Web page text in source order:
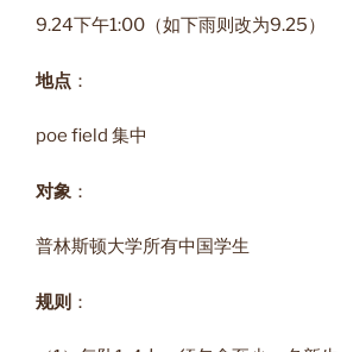
9.24下午1:00（如下雨则改为9.25）
地点 ：
poe field 集中
对象 ：
普林斯顿大学所有中国学生
规则 ：